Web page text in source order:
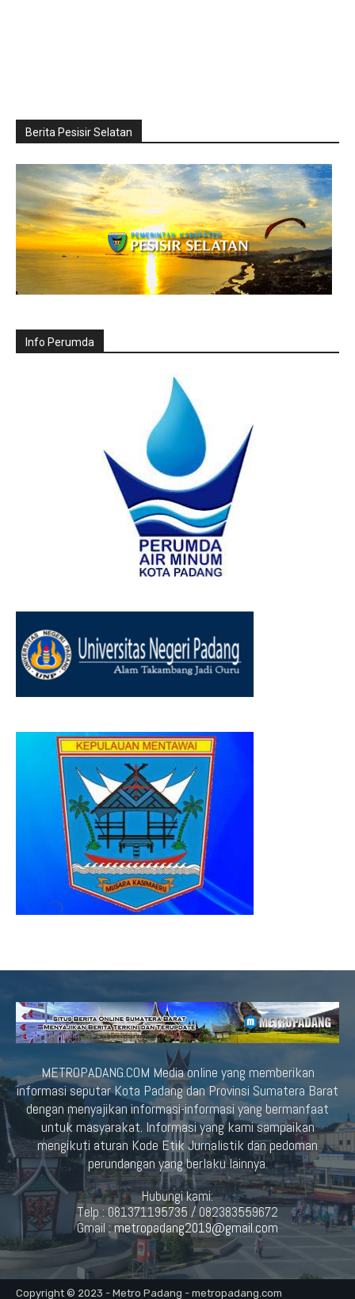
Berita Pesisir Selatan
Info Perumda
METROPADANG.COM Media online yang memberikan
informasi seputar Kota Padang dan Provinsi Sumatera Barat
dengan menyajikan informasi-informasi yang bermanfaat
untuk masyarakat. Informasi yang kami sampaikan
mengikuti aturan Kode Etik Jurnalistik dan pedoman
perundangan yang berlaku lainnya.
Hubungi kami:
Telp : 081371195735 / 082383559672
Gmail :metropadang2019@gmail.com
Copyright © 2023 - Metro Padang - metropadang.com